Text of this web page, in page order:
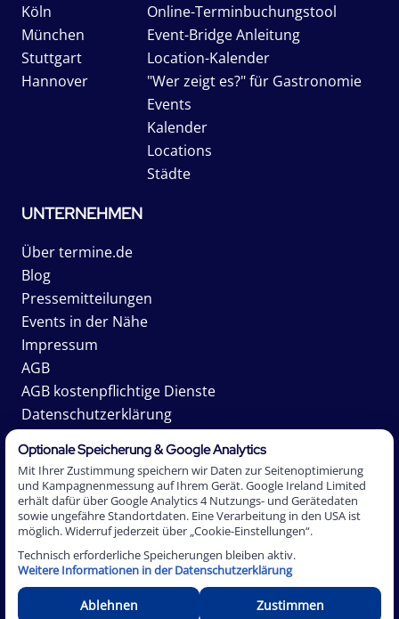
Köln
München
Stuttgart
Hannover
Online-Terminbuchungstool
Event-Bridge Anleitung
Location-Kalender
"Wer zeigt es?" für Gastronomie
Events
Kalender
Locations
Städte
UNTERNEHMEN
Über termine.de
Blog
Pressemitteilungen
Events in der Nähe
Impressum
AGB
AGB kostenpflichtige Dienste
Datenschutzerklärung
2026 Termine.de AG. *Affiliate-Links sind mit einem
Sternchen (*) gekennzeichnet, vorläufige Termine mit einer
Tilde (~). Als Affiliate-Partner verdienen wir an
qualifizierten Verkäufen. Datums- und Zeitangaben:
Zeitzone Europa/Berlin.
Optionale Speicherung & Google Analytics
Mit Ihrer Zustimmung speichern wir Daten zur Seitenoptimierung
und Kampagnenmessung auf Ihrem Gerät. Google Ireland Limited
erhält dafür über Google Analytics 4 Nutzungs- und Gerätedaten
sowie ungefähre Standortdaten. Eine Verarbeitung in den USA ist
möglich. Widerruf jederzeit über „Cookie-Einstellungen“.
Technisch erforderliche Speicherungen bleiben aktiv.
Weitere Informationen in der Datenschutzerklärung
Ablehnen Zustimmen